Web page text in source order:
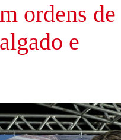
ordens de
e